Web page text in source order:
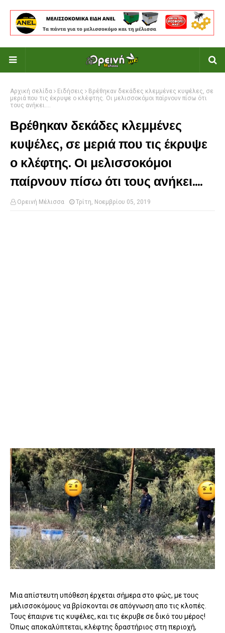
Αρχική σελίδα Ειδήσεις
Βρέθηκαν δεκάδες κλεμμένες κυψέλες, σε
μεριά που τις έκρυψε ο κλέφτης. Οι μελισσοκόμοι παίρνουν πίσω ότι
τους ανήκει....
Βρέθηκαν δεκάδες κλεμμένες
κυψέλες, σε μεριά που τις έκρυψε
ο κλέφτης. Οι μελισσοκόμοι
παίρνουν πίσω ότι τους ανήκει....
Ορεινή Μέλισσα Τρίτη, Νοεμβρίου 05, 2019
Μια απίστευτη υπόθεση έρχεται σήμερα στο φώς, με τους
μελισσοκόμους να βρίσκονται σε απόγνωση απο τις κλοπές.
Τους έπαιρνε τις κυψέλες, και τις έκρυβε σε δικό του μέρος!
Όπως αποκαλύπτεται, κλέφτης δραστήριος στη περιοχή,